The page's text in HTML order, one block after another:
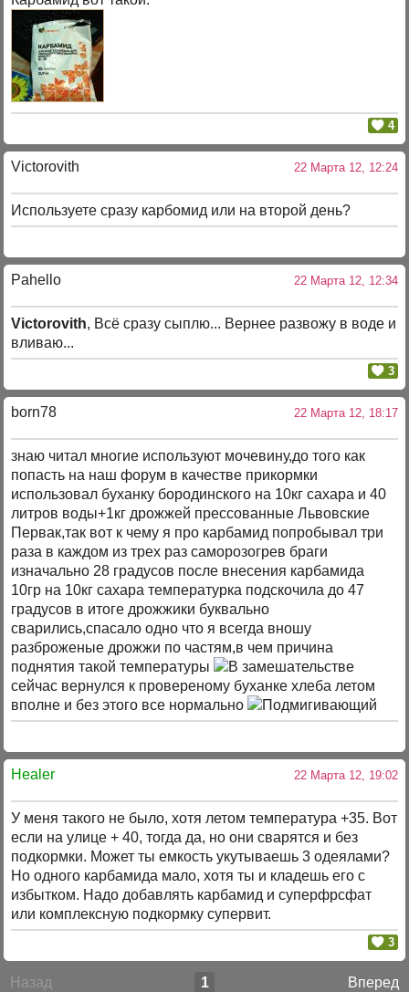
4
Victorovith 22 Марта 12, 12:24
Используете сразу карбомид или на второй день?
Pahello 22 Марта 12, 12:34
Victorovith, Всё сразу сыплю... Вернее развожу в воде и
вливаю...
3
born78 22 Марта 12, 18:17
знаю читал многие используют мочевину,до того как
попасть на наш форум в качестве прикормки
использовал буханку бородинского на 10кг сахара и 40
литров воды+1кг дрожжей прессованные Львовские
Первак,так вот к чему я про карбамид попробывал три
раза в каждом из трех раз саморозогрев браги
изначально 28 градусов после внесения карбамида
10гр на 10кг сахара температурка подскочила до 47
градусов в итоге дрожжики буквально
сварились,спасало одно что я всегда вношу
разброженые дрожжи по частям,в чем причина
поднятия такой температуры
сейчас вернулся к провереному буханке хлеба летом
вполне и без этого все нормально
Healer 22 Марта 12, 19:02
У меня такого не было, хотя летом температура +35. Вот
если на улице + 40, тогда да, но они сварятся и без
подкормки. Может ты емкость укутываешь 3 одеялами?
Но одного карбамида мало, хотя ты и кладешь его с
избытком. Надо добавлять карбамид и суперфрсфат
или комплексную подкормку супервит.
3
Назад Вперед
1